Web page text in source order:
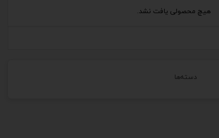
دسته‌ها
هیچ محصولی یافت نشد.